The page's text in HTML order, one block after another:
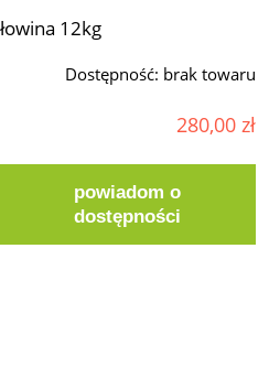
12kg
Dostępność: brak towaru
280,00 zł
powiadom o
dostępności